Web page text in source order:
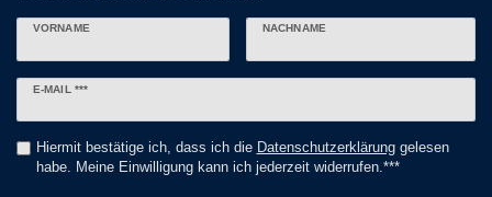
VORNAME NACHNAME
E-MAIL ***
Newsletter
Hiermit bestätige ich, dass ich die Daten­schutz­erklärunggelesen
habe. Meine Einwilligung kann ich jederzeit widerrufen.***